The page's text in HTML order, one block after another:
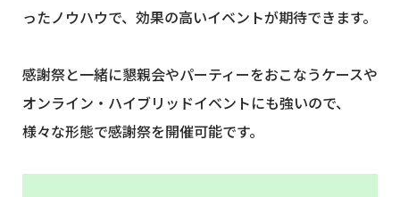
ったノウハウで、効果の高いイベントが期待できます。
感謝祭と一緒に懇親会やパーティーをおこなうケースや
オンライン・ハイブリッドイベントにも強いので、
様々な形態で感謝祭を開催可能です。